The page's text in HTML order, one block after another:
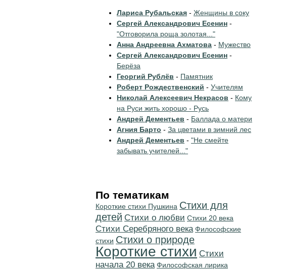
Лариса Рубальская - Женщины в соку
Сергей Александрович Есенин -
"Отговорила роща золотая..."
Анна Андреевна Ахматова - Мужество
Сергей Александрович Есенин -
Берёза
Георгий Рублёв - Памятник
Роберт Рождественский - Учителям
Николай Алексеевич Некрасов - Кому
на Руси жить хорошо - Русь
Андрей Дементьев - Баллада о матери
Агния Барто - За цветами в зимний лес
Андрей Дементьев - "Не смейте
забывать учителей..."
По тематикам
Короткие стихи Пушкина Стихи для
детей Стихи о любви Стихи 20 века
Cтихи Серебряного века Философские
стихи Стихи о природе
Короткие стихи Cтихи
начала 20 века Философская лирика